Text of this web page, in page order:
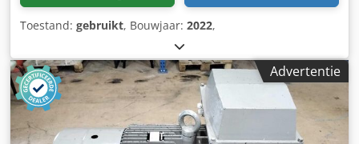
Toestand: gebruikt, Bouwjaar: 2022,
Advertentie